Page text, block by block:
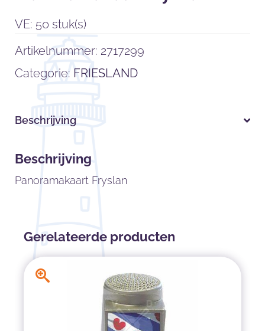
VE: 50 stuk(s)
Artikelnummer: 2717299
Categorie: FRIESLAND
Beschrijving
Beschrijving
Panoramakaart Fryslan
Gerelateerde producten